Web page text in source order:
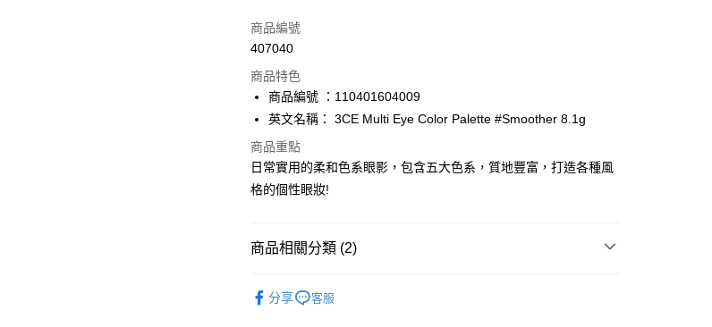
信用卡
AlipayHK
PayMe
WeChat Pay
BoC Pay
送貨方式
每筆HK$65.00，滿HK$300.00或以上免運費
商品編號
407040
商品特色
商品編號 ：110401604009
英文名稱： 3CE Multi Eye Color Palette #Smoother 8.1g
商品重點
日常實用的柔和色系眼影，包含五大色系，質地豐富，打造各種風
格的個性眼妝!
商品相關分類 (2)
分享 客服